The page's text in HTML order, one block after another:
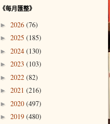
《每月匯整》
► 2026 (76)
► 2025 (185)
► 2024 (130)
► 2023 (103)
► 2022 (82)
► 2021 (216)
► 2020 (497)
► 2019 (480)